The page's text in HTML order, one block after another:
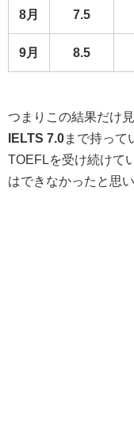
8月 7.5
9月 8.5
つまりこの結果だけ見
IELTS 7.0まで持って
TOEFLを受け続けて
はできなかったと思い